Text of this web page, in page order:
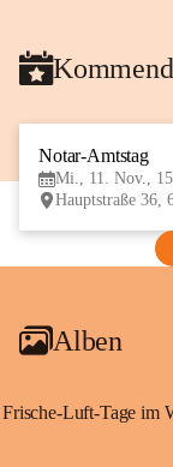
Notar-Amtstag
Mi., 11. Nov.,
Hauptstraße 36,
Alben
Frische-Luft-Tage im